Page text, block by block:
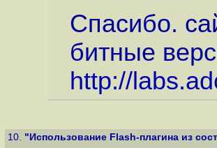
Спасибо.
битные
http://
10. "Использование Flash-плагина из